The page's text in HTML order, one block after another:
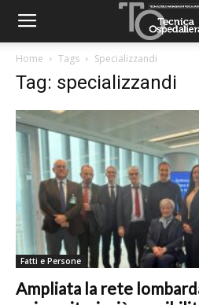
Home Tags Specializzandi
Tag: specializzandi
Fatti e Persone
Ampliata la rete